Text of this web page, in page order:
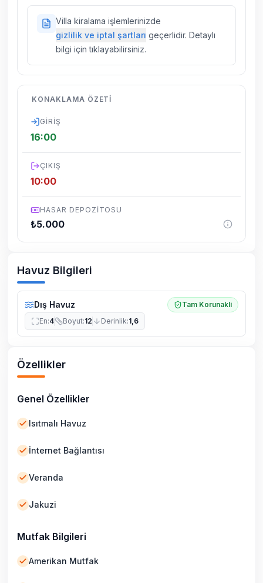
sigortaları fiyatlara dahil değildir.
villalarımızda düzenli olarak ilaçlama
yapılmaktadır. Buna rağmen çevrede
kelebek, böcek, sinek vs. bulunma ihtimali
dönemsel olarak altyapı çalışmaları
yapılabilmektedir. Bu çalışma nedeniyle yol
Villa kiralama işlemlerinizde
gizlilik ve iptal şartları geçerlidir. Detaylı
bilgi için tıklayabilirsiniz.
KONAKLAMA ÖZETI
GIRIŞ
16:00
ÇIKIŞ
10:00
HASAR DEPOZITOSU
₺5.000
Havuz Bilgileri
Dış Havuz
Tam Korunakli
En:4 Boyut:12 Derinlik:1,6
Özellikler
Genel Özellikler
Isıtmalı Havuz
İnternet Bağlantısı
Veranda
Jakuzi
Mutfak Bilgileri
Amerikan Mutfak